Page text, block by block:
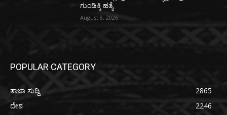
ಗುಂಡಿಕ್ಕಿ ಹತ್ಯೆ
August 8, 2026
POPULAR CATEGORY
ತಾಜಾ ಸುದ್ದಿ
2865
ದೇಶ
2246